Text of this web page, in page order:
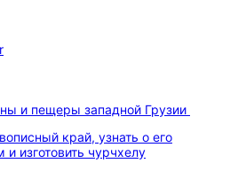
и пещеры западной Грузии
край, узнать о его
изготовить чурчхелу